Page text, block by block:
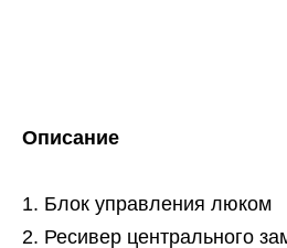
Описание
Блок управления люком
Ресивер центрального